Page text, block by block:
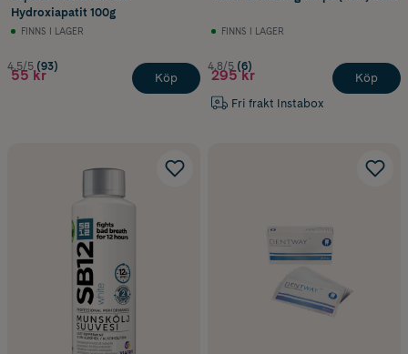
Hydroxiapatit 100g
FINNS I LAGER
4.5/5 (93)
55 kr Köp
FINNS I LAGER
4.8/5 (6)
295 kr
Fri frakt Instabox
Köp